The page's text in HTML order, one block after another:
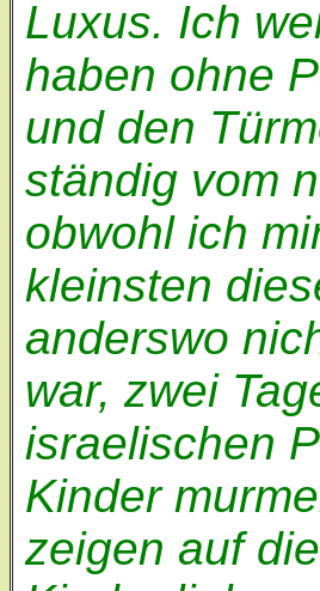
Luxus. Ich
haben ohne
und den
ständig vom
obwohl ich
kleinsten
anderswo
war, zwei
israelischen
Kinder
zeigen auf